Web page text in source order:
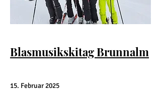
Blasmusikskitag Brunnalm
15. Februar 2025